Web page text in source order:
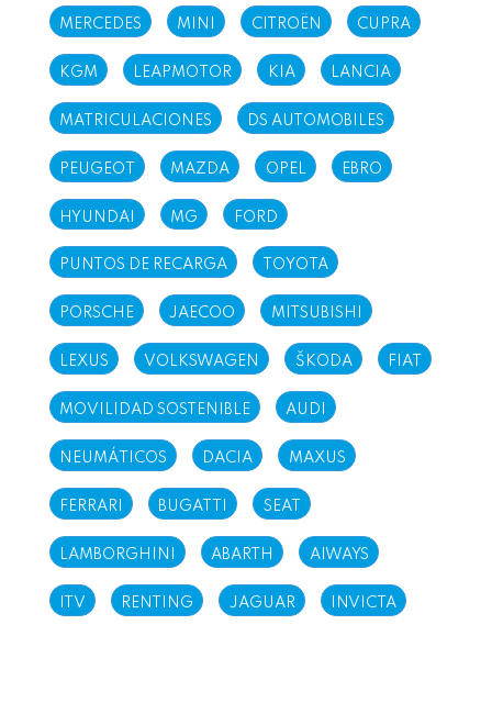
MERCEDES MINI CITROËN CUPRA
KGM LEAPMOTOR KIA LANCIA
MATRICULACIONES DS AUTOMOBILES
PEUGEOT MAZDA OPEL EBRO
HYUNDAI MG FORD
PUNTOS DE RECARGA TOYOTA
PORSCHE JAECOO MITSUBISHI
LEXUS VOLKSWAGEN ŠKODA FIAT
MOVILIDAD SOSTENIBLE AUDI
NEUMÁTICOS DACIA MAXUS
FERRARI BUGATTI SEAT
LAMBORGHINI ABARTH AIWAYS
ITV RENTING JAGUAR INVICTA